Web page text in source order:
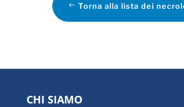
Torna alla lista dei
CHI SIAMO